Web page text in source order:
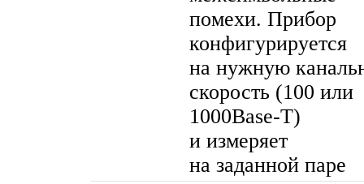
помехи. Прибор
конфигурируется
на нужную
скорость (100 или
1000Base-T)
и измеряет
на заданной паре